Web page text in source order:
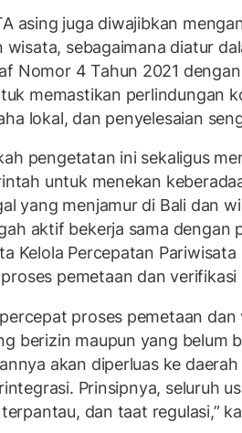
asing juga diwajibkan
wisata, sebagaimana diatur
Nomor 4 Tahun 2021 dengan
memastikan perlindungan
lokal, dan penyelesaian
pengetatan ini sekaligus
untuk menekan
yang menjamur di Bali dan
aktif bekerja sama dengan
Kelola Percepatan Pariwisata
pemetaan dan verifikasi
proses pemetaan dan
berizin maupun yang belum
akan diperluas ke
Prinsipnya, seluruh
dan taat regulasi,”